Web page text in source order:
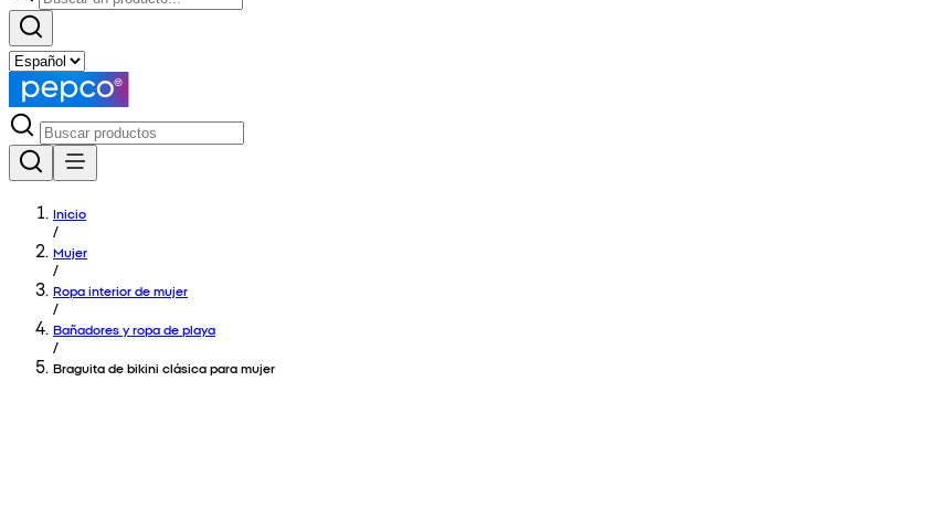
Inicio
/
Mujer
/
Ropa interior de mujer
/
Bañadores y ropa de playa
/
Braguita de bikini clásica para mujer